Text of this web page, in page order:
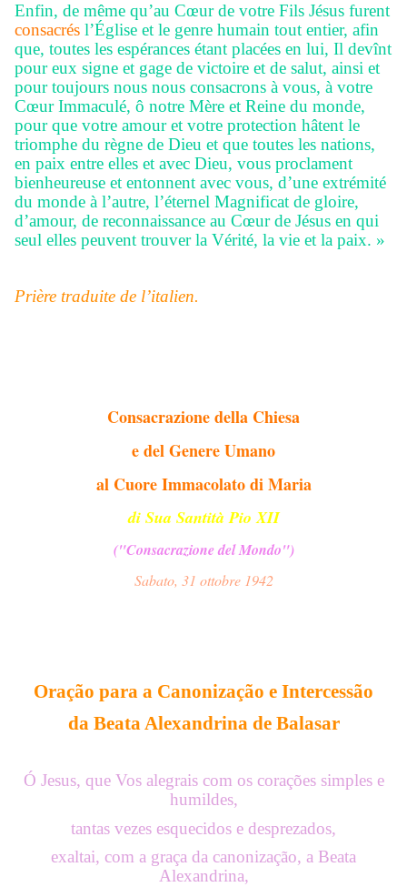
Enfin, de même qu’au Cœur de votre Fils Jésus furent
consacrés l’Église et le genre humain tout entier, afin
que, toutes les espérances étant placées en lui, Il devînt
pour eux signe et gage de victoire et de salut, ainsi et
pour toujours nous nous consacrons à vous, à votre
Cœur Immaculé, ô notre Mère et Reine du monde,
pour que votre amour et votre protection hâtent le
triomphe du règne de Dieu et que toutes les nations,
en paix entre elles et avec Dieu, vous proclament
bienheureuse et entonnent avec vous, d’une extrémité
du monde à l’autre, l’éternel Magnificat de gloire,
d’amour, de reconnaissance au Cœur de Jésus en qui
seul elles peuvent trouver la Vérité, la vie et la paix. »
Prière traduite de l’italien.
Consacrazione della Chiesa
e del Genere Umano
al Cuore Immacolato di Maria
di Sua Santità Pio XII
("Consacrazione del Mondo")
Sabato, 31 ottobre 1942
Oração para a Canonização e Intercessão
da Beata Alexandrina de Balasar
Ó Jesus, que Vos alegrais com os corações simples e
humildes,
tantas vezes esquecidos e desprezados,
exaltai, com a graça da canonização, a Beata
Alexandrina,